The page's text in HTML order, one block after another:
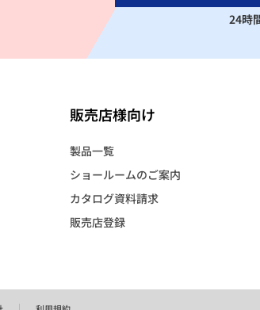
24時
販売店様向け
製品一覧
ショールームのご案内
カタログ資料請求
販売店登録